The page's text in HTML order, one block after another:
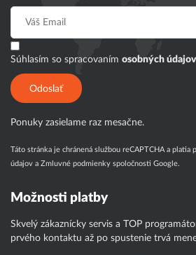
Súhlasím so spracovaním osobných údajov
Odoslať
Ponuky zasielame raz mesačne.
Táto stránka je chránená službou reCAPTCHA a platia
údajov a Zmluvné podmienky spoločnosti Google.
Možnosti platby
Skvelý zákaznícky servis a TOP
prvého kontaktu až po spustenie trvá